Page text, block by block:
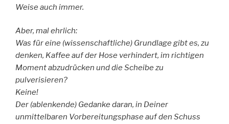
Weise auch immer.
Aber, mal ehrlich:
Was für eine (wissenschaftliche) Grundlage gibt es, zu
denken, Kaffee auf der Hose verhindert, im richtigen
Moment abzudrücken und die Scheibe zu
pulverisieren?
Keine!
Der (ablenkende) Gedanke daran, in Deiner
unmittelbaren Vorbereitungsphase auf den Schuss